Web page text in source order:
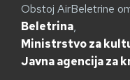
Obstoj AirBeletrine
Beletrina,
Ministrstvo za
Javna agencija za